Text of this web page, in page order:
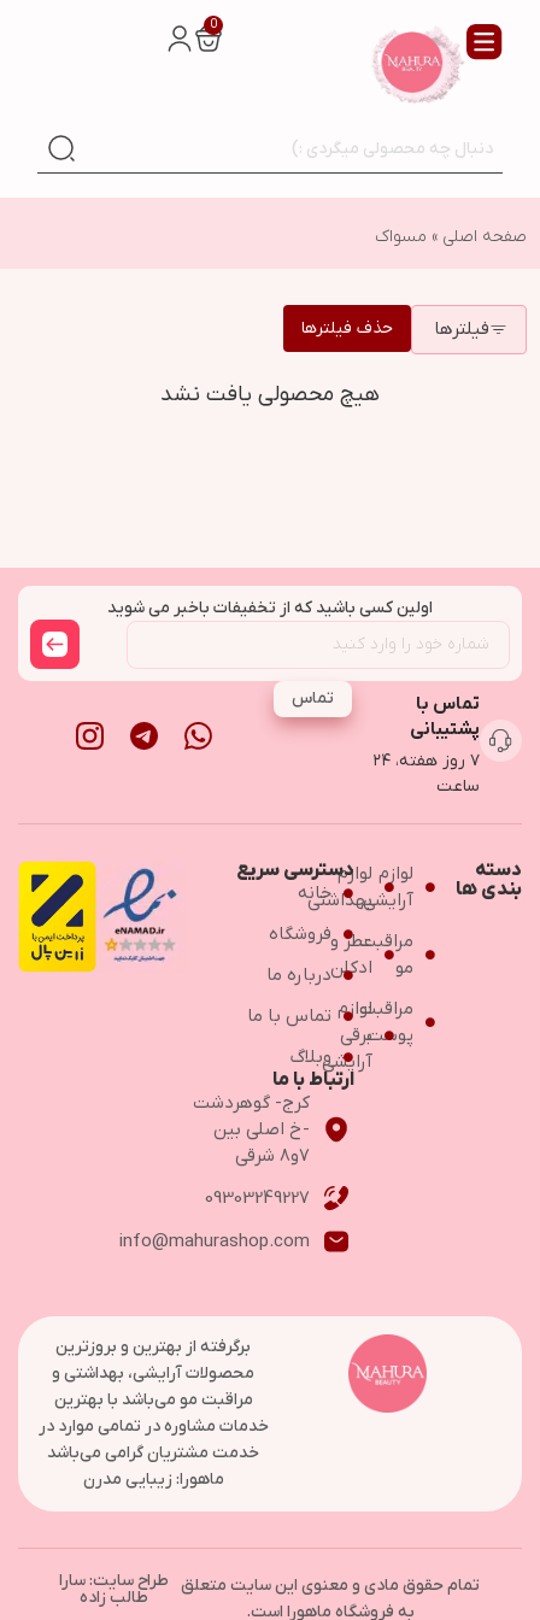
0
صفحه اصلی » مسواک
فیلترها حذف فیلترها
هیچ محصولی یافت نشد
اولین کسی باشید که از تخفیفات باخبر می شوید
تماس با
پشتیبانی
۷ روز هفته، ۲۴
ساعت
تماس
دسته
بندی ها
لوازم
آرایشی
مراقبت
مو
مراقبت
پوست
لوازم
بهداشتی
عطر و
ادکلن
لوازم
برقی
آرایشی
دسترسی سریع
خانه
فروشگاه
درباره ما
تماس با ما
وبلاگ
ارتباط با ما
کرج- گوهردشت
-خ اصلی بین
۷و۸ شرقی
09303249227
info@mahurashop.com
برگرفته از بهترین و بروزترین
محصولات آرایشی، بهداشتی و
مراقبت مو می‌باشد با بهترین
خدمات مشاوره در تمامی موارد در
خدمت مشتریان گرامی می‌باشد
ماهورا: زیبایی مدرن
تمام حقوق مادی و معنوی این سایت متعلق
به فروشگاه ماهورا است.
طراح سایت: سارا
طالب زاده